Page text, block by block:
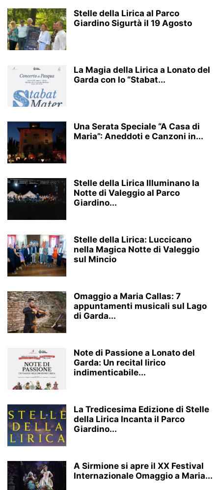
Stelle della Lirica al Parco
Giardino Sigurtà il 19 Agosto
La Magia della Lirica a Lonato del
Garda con lo “Stabat...
Una Serata Speciale “A Casa di
Maria”: Aneddoti e Canzoni in...
Stelle della Lirica Illuminano la
Notte di Valeggio al Parco
Giardino...
Stelle della Lirica: Luccicano
nella Magica Notte di Valeggio
sul Mincio
Omaggio a Maria Callas: 7
appuntamenti musicali sul Lago
di Garda...
Note di Passione a Lonato del
Garda: Un recital lirico
indimenticabile...
La Tredicesima Edizione di Stelle
della Lirica Incanta il Parco
Giardino...
A Sirmione si apre il XX Festival
Internazionale Omaggio a Maria...